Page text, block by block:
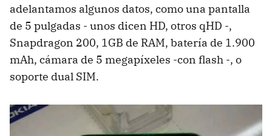
adelantamos algunos datos, como una pantalla
de 5 pulgadas - unos dicen HD, otros qHD -,
Snapdragon 200, 1GB de RAM, batería de 1.900
mAh, cámara de 5 megapíxeles -con flash -, o
soporte dual SIM.